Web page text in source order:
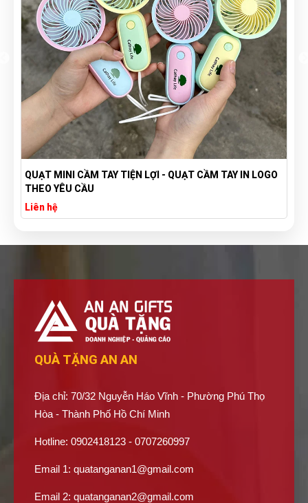
QUẠT MINI CẦM TAY TIỆN LỢI - QUẠT CẦM TAY IN LOGO
THEO YÊU CẦU
Liên hệ
QUÀ TẶNG AN AN
Địa chỉ: 70/32 Nguyễn Háo Vĩnh - Phường Phú Thọ
Hòa - Thành Phố Hồ Chí Minh
Hotline: 0902418123 - 0707260997
Email 1: quatanganan1@gmail.com
Email 2: quatanganan2@gmail.com